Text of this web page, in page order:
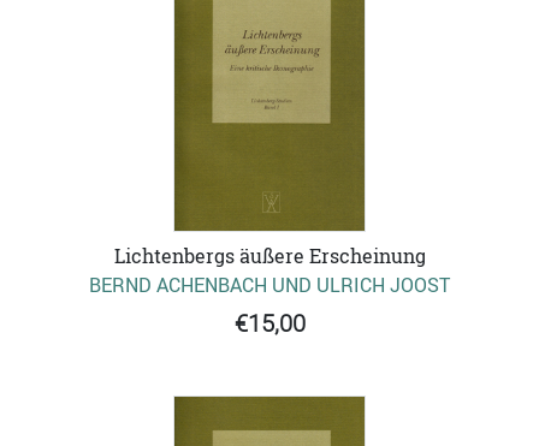
Lichtenbergs äußere Erscheinung
BERND ACHENBACH UND ULRICH JOOST
€15,00